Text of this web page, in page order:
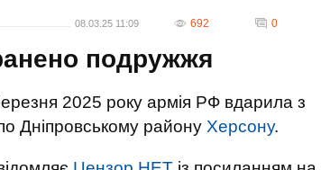
08.03.25 11:09 692 0
подружжя
2025 року армія РФ вдарила з
Дніпровському району Херсону.